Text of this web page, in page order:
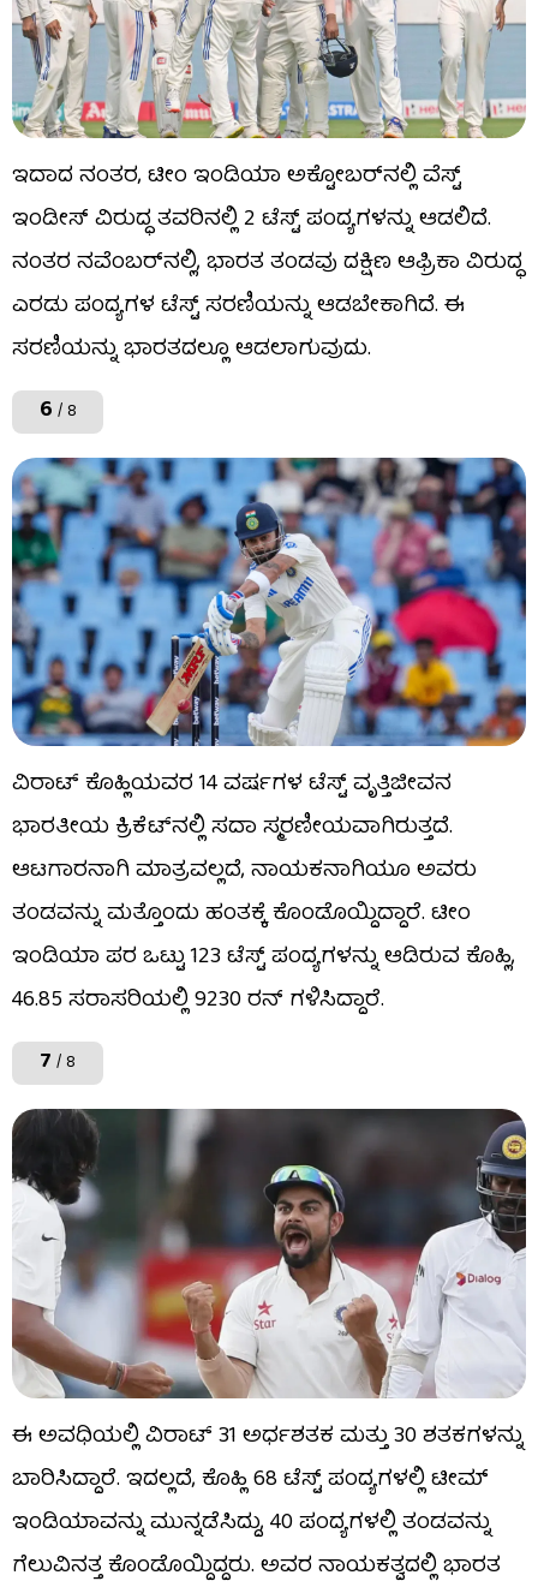
ಇದಾದ ನಂತರ, ಟೀಂ ಇಂಡಿಯಾ ಅಕ್ಟೋಬರ್‌ನಲ್ಲಿ ವೆಸ್ಟ್
ಇಂಡೀಸ್ ವಿರುದ್ಧ ತವರಿನಲ್ಲಿ 2 ಟೆಸ್ಟ್ ಪಂದ್ಯಗಳನ್ನು ಆಡಲಿದೆ.
ನಂತರ ನವೆಂಬರ್‌ನಲ್ಲಿ, ಭಾರತ ತಂಡವು ದಕ್ಷಿಣ ಆಫ್ರಿಕಾ ವಿರುದ್ಧ
ಎರಡು ಪಂದ್ಯಗಳ ಟೆಸ್ಟ್ ಸರಣಿಯನ್ನು ಆಡಬೇಕಾಗಿದೆ. ಈ
ಸರಣಿಯನ್ನು ಭಾರತದಲ್ಲೂ ಆಡಲಾಗುವುದು.
6 / 8
ವಿರಾಟ್ ಕೊಹ್ಲಿಯವರ 14 ವರ್ಷಗಳ ಟೆಸ್ಟ್ ವೃತ್ತಿಜೀವನ
ಭಾರತೀಯ ಕ್ರಿಕೆಟ್‌ನಲ್ಲಿ ಸದಾ ಸ್ಮರಣೀಯವಾಗಿರುತ್ತದೆ.
ಆಟಗಾರನಾಗಿ ಮಾತ್ರವಲ್ಲದೆ, ನಾಯಕನಾಗಿಯೂ ಅವರು
ತಂಡವನ್ನು ಮತ್ತೊಂದು ಹಂತಕ್ಕೆ ಕೊಂಡೊಯ್ದಿದ್ದಾರೆ. ಟೀಂ
ಇಂಡಿಯಾ ಪರ ಒಟ್ಟು 123 ಟೆಸ್ಟ್ ಪಂದ್ಯಗಳನ್ನು ಆಡಿರುವ ಕೊಹ್ಲಿ,
46.85 ಸರಾಸರಿಯಲ್ಲಿ 9230 ರನ್ ಗಳಿಸಿದ್ದಾರೆ.
7 / 8
ಈ ಅವಧಿಯಲ್ಲಿ ವಿರಾಟ್ 31 ಅರ್ಧಶತಕ ಮತ್ತು 30 ಶತಕಗಳನ್ನು
ಬಾರಿಸಿದ್ದಾರೆ. ಇದಲ್ಲದೆ, ಕೊಹ್ಲಿ 68 ಟೆಸ್ಟ್ ಪಂದ್ಯಗಳಲ್ಲಿ ಟೀಮ್
ಇಂಡಿಯಾವನ್ನು ಮುನ್ನಡೆಸಿದ್ದು, 40 ಪಂದ್ಯಗಳಲ್ಲಿ ತಂಡವನ್ನು
ಗೆಲುವಿನತ್ತ ಕೊಂಡೊಯ್ದಿದ್ದರು. ಅವರ ನಾಯಕತ್ವದಲ್ಲಿ ಭಾರತ